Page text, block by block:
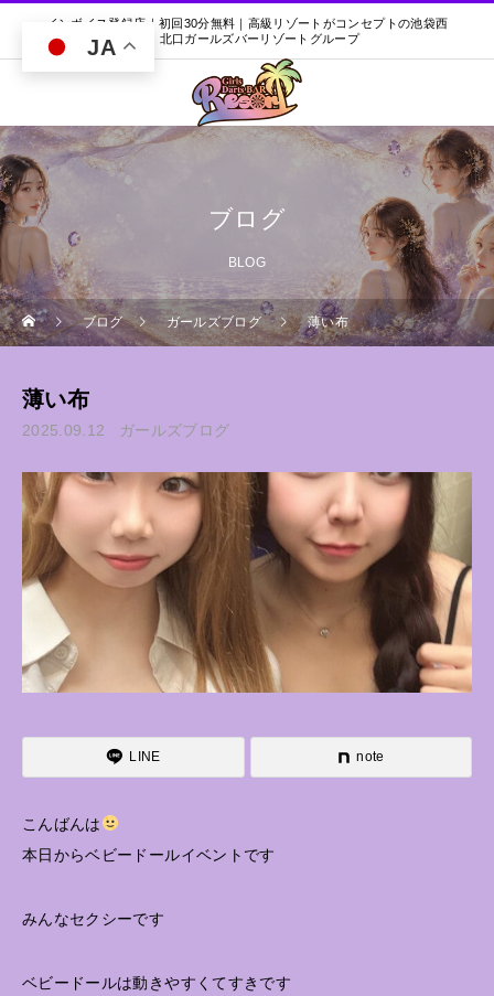
インボイス登録店｜初回30分無料｜高級リゾートがコンセプトの池袋西
口・北口ガールズバーリゾートグループ
ブログ
BLOG
ブログ ガールズブログ 薄い布
薄い布
2025.09.12 ガールズブログ
LINE note
こんばんは
本日からベビードールイベントです
みんなセクシーです
ベビードールは動きやすくてすきです
JA